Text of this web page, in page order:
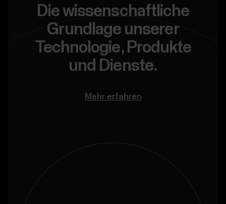
Die wissenschaftliche
Grundlage unserer
Technologie, Produkte
und Dienste.
Mehr erfahren